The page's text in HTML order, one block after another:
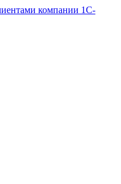
компании 1С-